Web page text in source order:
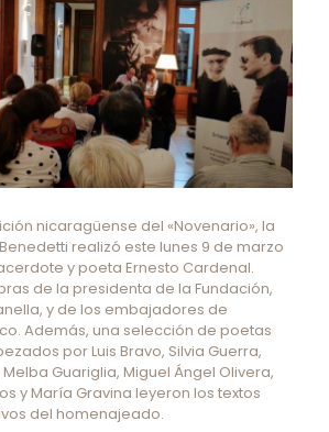
nicaragüense del «Novenario», la
realizó este lunes 9 de marzo
y poeta Ernesto Cardenal.
de la presidenta de la Fundación,
y de los embajadores de
Además, una selección de poetas
por Luis Bravo, Silvia Guerra,
Guariglia, Miguel Ángel Olivera,
y María Gravina leyeron los textos
del homenajeado.